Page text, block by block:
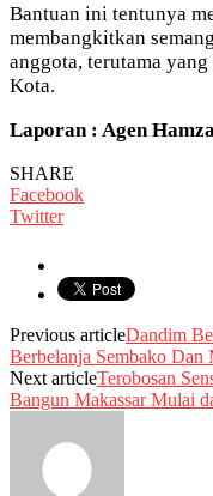
Bantuan ini tentunya
membangkitkan
anggota, terutama
Kota.
Laporan : Agen
SHARE
Facebook
Twitter
Previous articleDandim
Berbelanja Sembako
Next articleTerobosan
Bangun Makassar Mulai